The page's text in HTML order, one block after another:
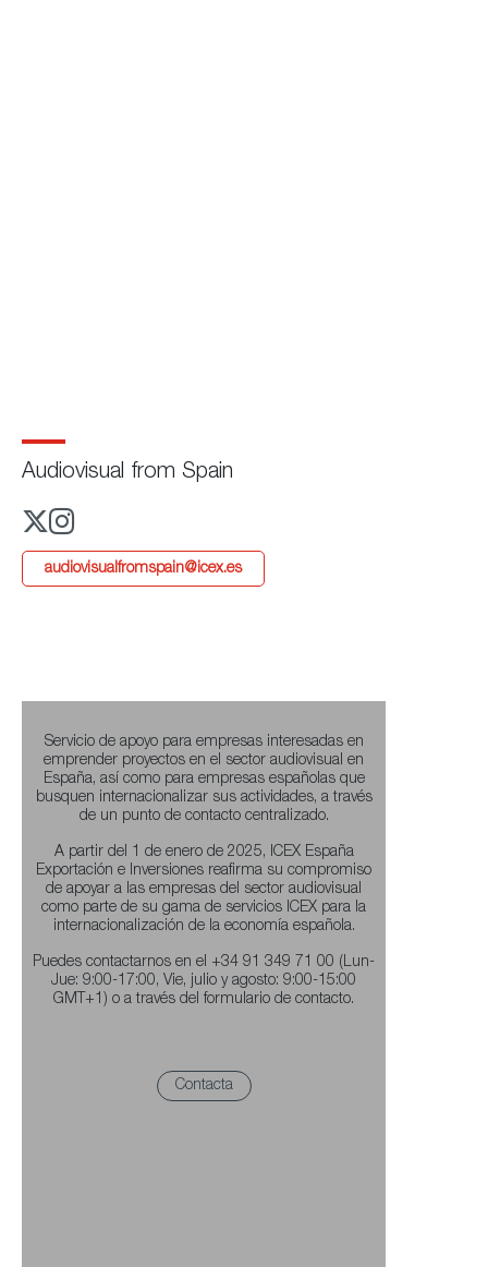
Audiovisual from Spain
audiovisualfromspain@icex.es
Servicio de apoyo para empresas interesadas en
emprender proyectos en el sector audiovisual en
España, así como para empresas españolas que
busquen internacionalizar sus actividades, a través
de un punto de contacto centralizado.
A partir del 1 de enero de 2025, ICEX España
Exportación e Inversiones reafirma su compromiso
de apoyar a las empresas del sector audiovisual
como parte de su gama de servicios ICEX para la
internacionalización de la economía española.
Puedes contactarnos en el +34 91 349 71 00 (Lun-
Jue: 9:00-17:00, Vie, julio y agosto: 9:00-15:00
GMT+1) o a través del formulario de contacto.
Contacta